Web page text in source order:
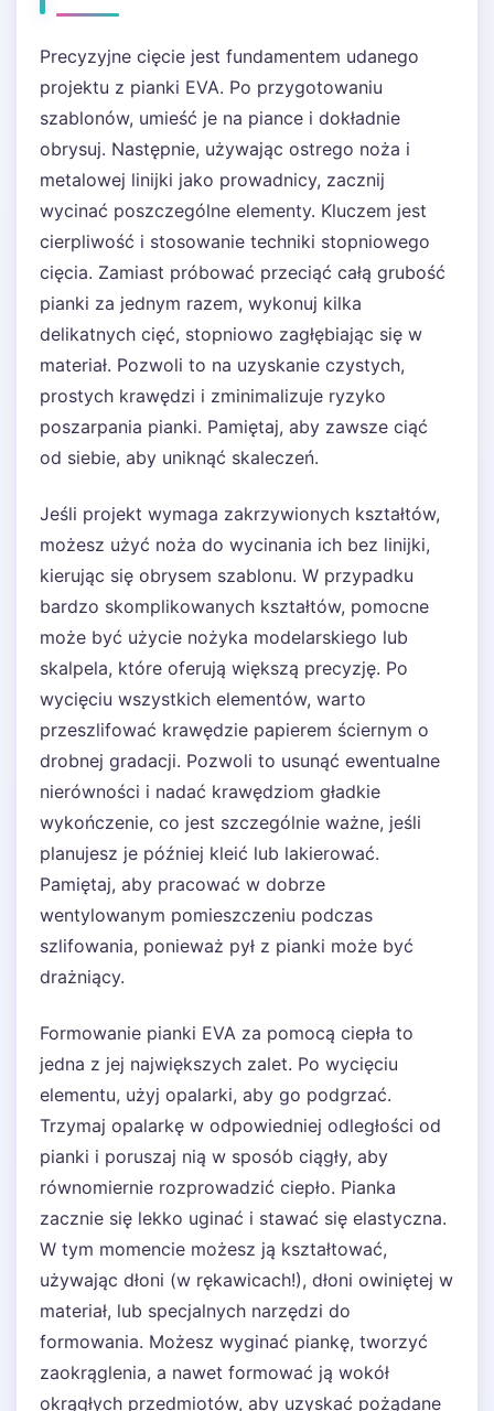
Precyzyjne cięcie jest fundamentem udanego
projektu z pianki EVA. Po przygotowaniu
szablonów, umieść je na piance i dokładnie
obrysuj. Następnie, używając ostrego noża i
metalowej linijki jako prowadnicy, zacznij
wycinać poszczególne elementy. Kluczem jest
cierpliwość i stosowanie techniki stopniowego
cięcia. Zamiast próbować przeciąć całą grubość
pianki za jednym razem, wykonuj kilka
delikatnych cięć, stopniowo zagłębiając się w
materiał. Pozwoli to na uzyskanie czystych,
prostych krawędzi i zminimalizuje ryzyko
poszarpania pianki. Pamiętaj, aby zawsze ciąć
od siebie, aby uniknąć skaleczeń.
Jeśli projekt wymaga zakrzywionych kształtów,
możesz użyć noża do wycinania ich bez linijki,
kierując się obrysem szablonu. W przypadku
bardzo skomplikowanych kształtów, pomocne
może być użycie nożyka modelarskiego lub
skalpela, które oferują większą precyzję. Po
wycięciu wszystkich elementów, warto
przeszlifować krawędzie papierem ściernym o
drobnej gradacji. Pozwoli to usunąć ewentualne
nierówności i nadać krawędziom gładkie
wykończenie, co jest szczególnie ważne, jeśli
planujesz je później kleić lub lakierować.
Pamiętaj, aby pracować w dobrze
wentylowanym pomieszczeniu podczas
szlifowania, ponieważ pył z pianki może być
drażniący.
Formowanie pianki EVA za pomocą ciepła to
jedna z jej największych zalet. Po wycięciu
elementu, użyj opalarki, aby go podgrzać.
Trzymaj opalarkę w odpowiedniej odległości od
pianki i poruszaj nią w sposób ciągły, aby
równomiernie rozprowadzić ciepło. Pianka
zacznie się lekko uginać i stawać się elastyczna.
W tym momencie możesz ją kształtować,
używając dłoni (w rękawicach!), dłoni owiniętej w
materiał, lub specjalnych narzędzi do
formowania. Możesz wyginać piankę, tworzyć
zaokrąglenia, a nawet formować ją wokół
okrągłych przedmiotów, aby uzyskać pożądane